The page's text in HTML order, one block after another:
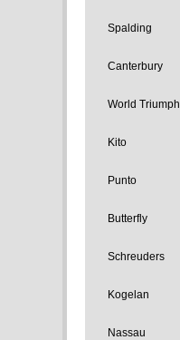
Spalding
Canterbury
World Triumph
Kito
Punto
Butterfly
Schreuders
Kogelan
Nassau